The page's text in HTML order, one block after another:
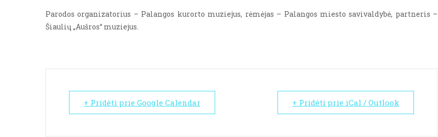
Parodos organizatorius – Palangos kurorto muziejus, rėmėjas – Palangos miesto savivaldybė, partneris –
Šiaulių „Aušros“ muziejus.
+ Pridėti prie Google Calendar + Pridėti prie iCal / Outlook